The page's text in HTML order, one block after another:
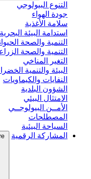
التنوع البيولوجي
جودة الهواء
سلامة الأغذية
استدامة البيئة
التنمية والصحة
التنمية والصحة
التغير المناخي
البيئة والتنمية
النفايات والكيماويات
الشؤون البلدية
الامتثال البيئي
الأمــن البيولوجــي
المصطلحات
السياحة البيئية
المشاركة الرقمية